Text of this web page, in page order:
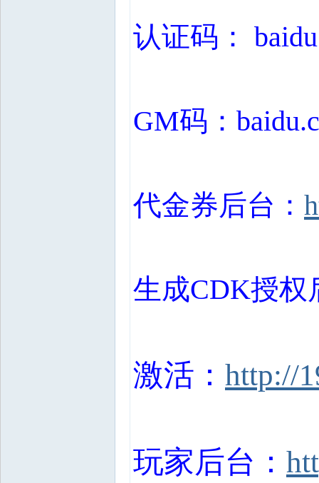
认证码：
GM码：
代金券后台：
生成CDK授权
激活： http://
玩家后台：